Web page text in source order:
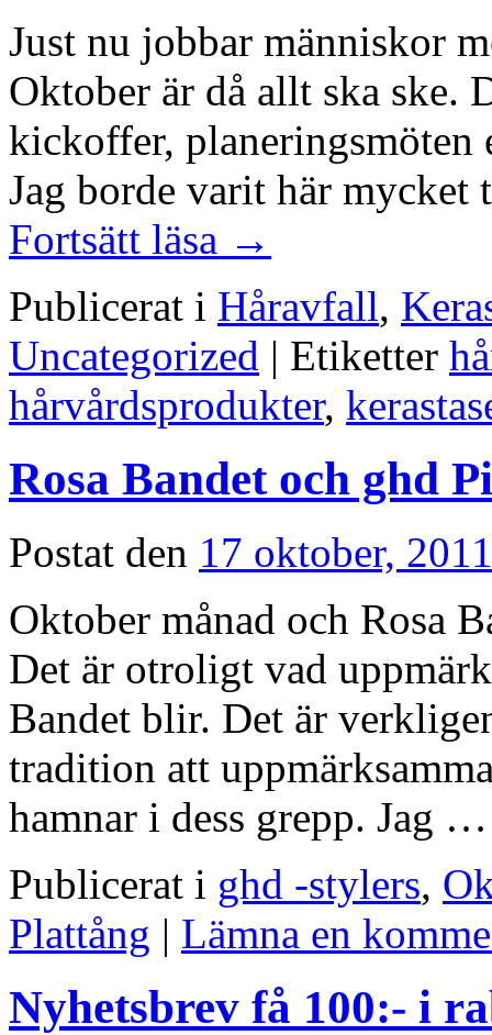
Just nu jobbar människor
Oktober är då allt ska ske.
kickoffer,
Jag borde varit här
Fortsätt läsa →
Publicerat i Håravfall,
Uncategorized | Etiketter
hårvårdsprodukter,
Rosa Bandet och ghd
Postat den 17 oktober, 2011
Oktober månad och Rosa
Det är otroligt vad
Bandet blir. Det är
tradition att
hamnar i dess grepp. Jag
Publicerat i ghd -stylers,
Plattång | Lämna en
Nyhetsbrev få 100:- i